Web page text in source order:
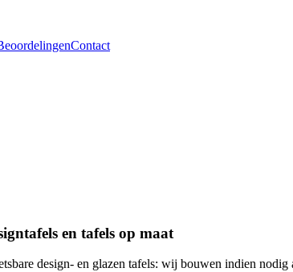
Contact
en tafels op maat
design- en glazen tafels: wij bouwen indien